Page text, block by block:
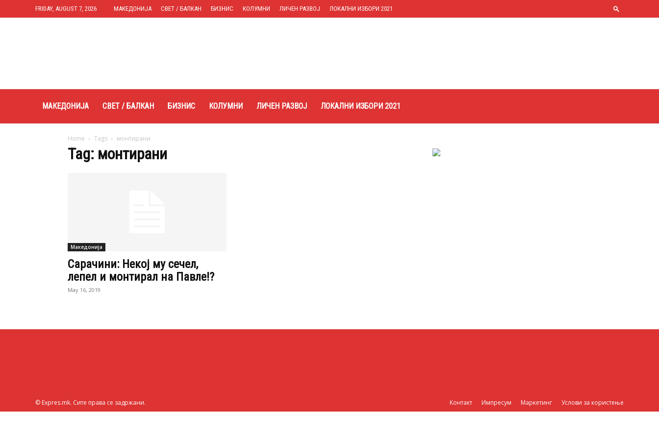
FRIDAY, AUGUST 7, 2026 МАКЕДОНИЈА СВЕТ / БАЛКАН БИЗНИС КОЛУМНИ ЛИЧЕН РАЗВОЈ ЛОКАЛНИ ИЗБОРИ 2021
МАКЕДОНИЈА СВЕТ / БАЛКАН БИЗНИС КОЛУМНИ ЛИЧЕН РАЗВОЈ ЛОКАЛНИ ИЗБОРИ 2021
Home Tags монтирани
Tag: монтирани
Македонија
Сарачини: Некој му сечел,
лепел и монтирал на Павле!?
May 16, 2019
Контакт Импресум Маркетинг Услови за користење
© Expres.mk. Сите права се задржани.